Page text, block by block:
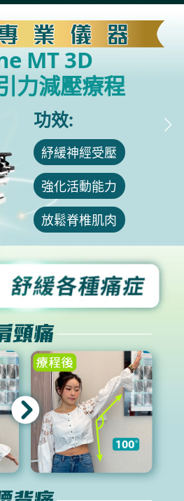
MT 3D
力減壓療程
功效:
紓緩神經受壓
強化活動能力
放鬆脊椎肌肉